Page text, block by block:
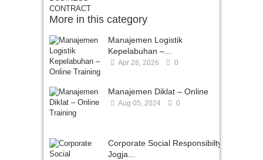
More in this category
Manajemen Logistik
Kepelabuhan –...
Apr 28, 2026 0
Manajemen Diklat – Online
Aug 05, 2024 0
Corporate Social Responsibilty
Jogja...